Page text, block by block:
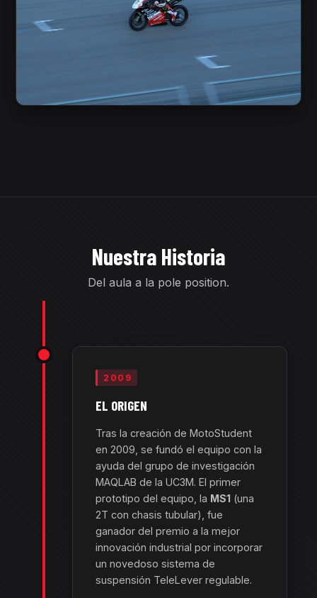
Nuestra Historia
Del aula a la pole position.
2009
EL ORIGEN
Tras la creación de MotoStudent
en 2009, se fundó el equipo con la
ayuda del grupo de investigación
MAQLAB de la UC3M. El primer
prototipo del equipo, la MS1 (una
2T con chasis tubular), fue
ganador del premio a la mejor
innovación industrial por incorporar
un novedoso sistema de
suspensión TeleLever regulable.